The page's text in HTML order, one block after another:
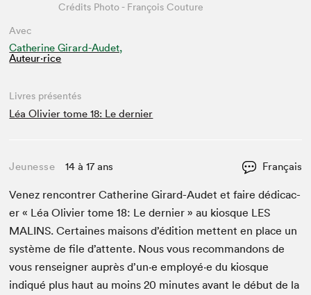
Avec
Catherine Girard-Audet,
Auteur·rice
Crédits Photo - François Couture
Livres présentés
Léa Olivier tome 18: Le dernier
Jeunesse 14 à 17 ans Français
Venez ren­con­tr­er Cather­ine Girard-Audet et faire dédi­cac­
er « Léa Olivi­er tome18: Le dernier » au kiosque LES
MALINS. Cer­taines maisons d’édi­tion met­tent en place un
sys­tème de file d’at­tente. Nous vous recom­man­dons de
vous ren­seign­er auprès d’un·e employé·e du kiosque
indiqué plus haut au moins20 min­utes avant le début de la